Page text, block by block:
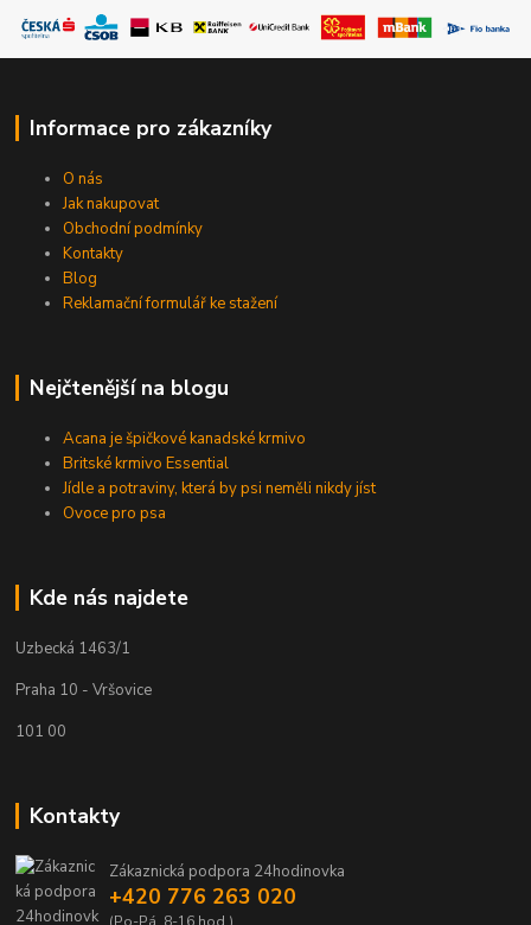
Informace pro zákazníky
O nás
Jak nakupovat
Obchodní podmínky
Kontakty
Blog
Reklamační formulář ke stažení
Nejčtenější na blogu
Acana je špičkové kanadské krmivo
Britské krmivo Essential
Jídle a potraviny, která by psi neměli nikdy jíst
Ovoce pro psa
Kde nás najdete
Uzbecká 1463/1
Praha 10 - Vršovice
101 00
Kontakty
Zákaznická podpora 24hodinovka
+420 776 263 020
(Po-Pá, 8-16 hod.)